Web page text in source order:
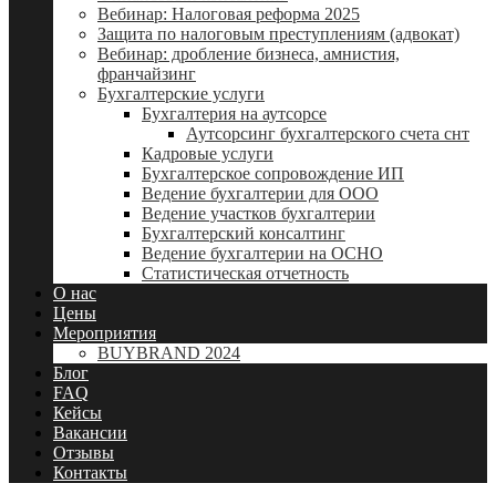
Вебинар: Налоговая реформа 2025
Защита по налоговым преступлениям (адвокат)
Вебинар: дробление бизнеса, амнистия,
франчайзинг
Бухгалтерские услуги
Бухгалтерия на аутсорсе
Аутсорсинг бухгалтерского счета снт
Кадровые услуги
Бухгалтерское сопровождение ИП
Ведение бухгалтерии для ООО
Ведение участков бухгалтерии
Бухгалтерский консалтинг
Ведение бухгалтерии на ОСНО
Статистическая отчетность
О нас
Цены
Мероприятия
BUYBRAND 2024
Блог
FAQ
Кейсы
Вакансии
Отзывы
Контакты